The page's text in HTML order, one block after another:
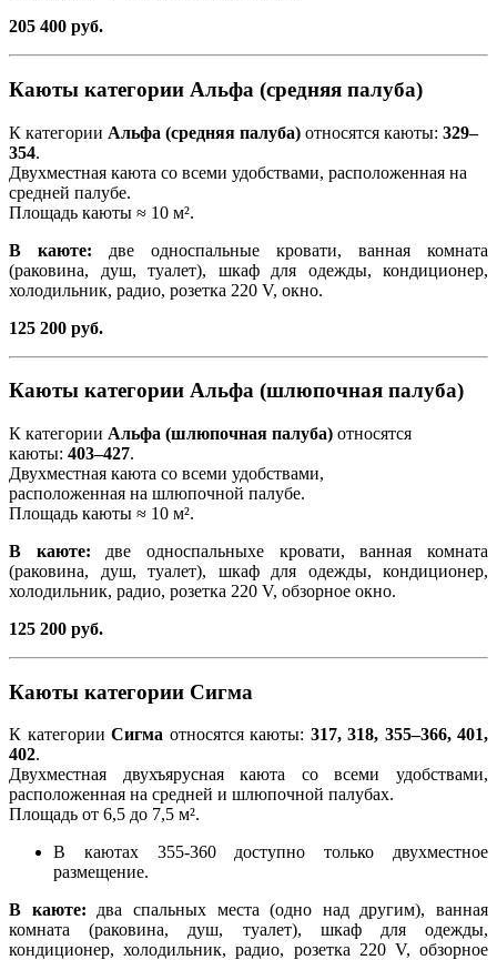
205 400 руб.
Каюты категории Альфа (средняя палуба)
К категории Альфа (средняя палуба) относятся каюты: 329–
354.
Двухместная каюта со всеми удобствами, расположенная на
средней палубе.
Площадь каюты ≈ 10 м².
В каюте: две односпальные кровати, ванная комната
(раковина, душ, туалет), шкаф для одежды, кондиционер,
холодильник, радио, розетка 220 V, окно.
125 200 руб.
Каюты категории Альфа (шлюпочная палуба)
К категории Альфа (шлюпочная палуба) относятся
каюты: 403–427.
Двухместная каюта со всеми удобствами,
расположенная на шлюпочной палубе.
Площадь каюты ≈ 10 м².
В каюте: две односпальныхе кровати, ванная комната
(раковина, душ, туалет), шкаф для одежды, кондиционер,
холодильник, радио, розетка 220 V, обзорное окно.
125 200 руб.
Каюты категории Сигма
К категории Сигма относятся каюты: 317, 318, 355–366, 401,
402.
Двухместная двухъярусная каюта со всеми удобствами,
расположенная на средней и шлюпочной палубах.
Площадь от 6,5 до 7,5 м².
В каютах 355-360 доступно только двухместное
размещение.
В каюте: два спальных места (одно над другим), ванная
комната (раковина, душ, туалет), шкаф для одежды,
кондиционер, холодильник, радио, розетка 220 V, обзорное